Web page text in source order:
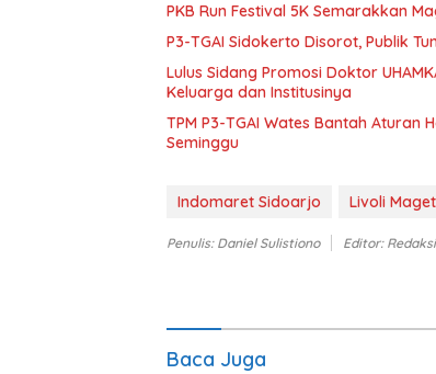
PKB Run Festival 5K Semarakkan
P3-TGAI Sidokerto Disorot, Publik
Lulus Sidang Promosi Doktor
Keluarga dan Institusinya
TPM P3-TGAI Wates Bantah Aturan
Seminggu
Indomaret Sidoarjo Livoli
Penulis: Daniel Sulistiono Editor: Redaksi
Baca Juga